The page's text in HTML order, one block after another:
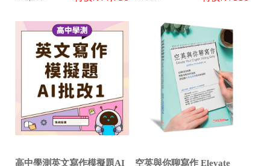
高中學測英文寫作模擬題AI 空英與你聊寫作 Elevate